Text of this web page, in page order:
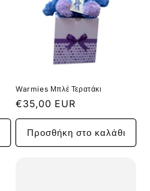
Warmies Μπλέ Τερατάκι
Κανονική
τιμή
€35,00 EUR
Προσθήκη στο καλάθι